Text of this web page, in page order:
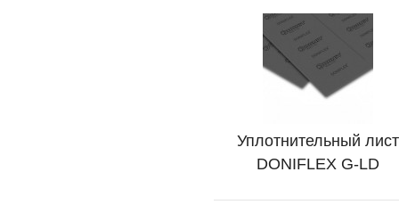
Подробно
Уплотнительный лист
DONIFLEX G-LD